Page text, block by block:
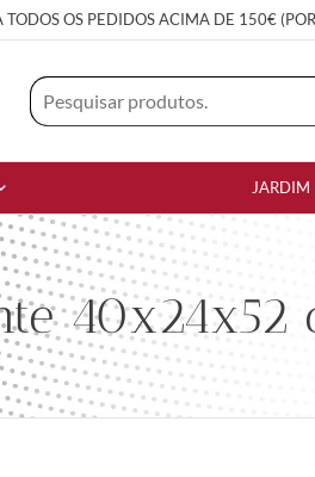
TODOS OS PEDIDOS ACIMA DE 150€
JARDIM